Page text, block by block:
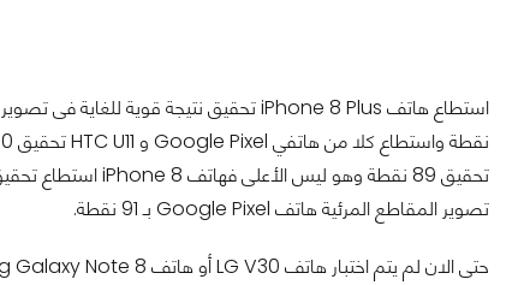
تصوير المقاطع المرئية هاتف Google Pixel بـ 91 نقطة.